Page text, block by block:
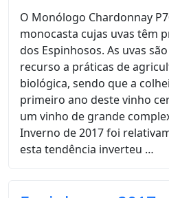
O Monólogo Chardonnay
monocasta cujas uvas têm
dos Espinhosos. As uvas
recurso a práticas de
biológica, sendo que a
primeiro ano deste vinho
um vinho de grande
Inverno de 2017 foi
esta tendência inverteu …